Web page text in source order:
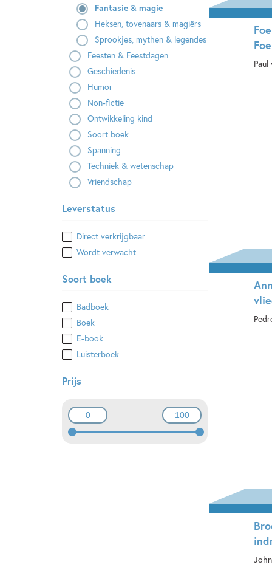
Fantasie & magie
Heksen, tovenaars & magiërs
Sprookjes, mythen & legendes
Feesten & Feestdagen
Geschiedenis
Humor
Non-fictie
Ontwikkeling kind
Soort boek
Spanning
Techniek & wetenschap
Vriendschap
Leverstatus
Direct verkrijgbaar
Wordt verwacht
Soort boek
Badboek
Boek
E-book
Luisterboek
Prijs